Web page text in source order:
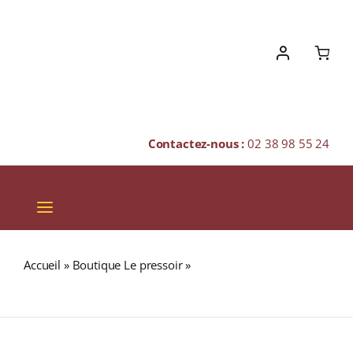
Contactez-nous :02 38 98 55 24
Toggle
Navigation
SPIRITUEUX
Accueil » Boutique Le pressoir»